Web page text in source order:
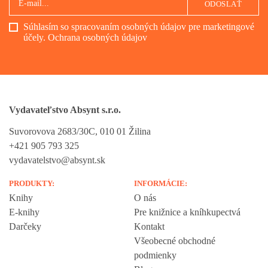
Súhlasím so spracovaním osobných údajov pre marketingové
účely. Ochrana osobných údajov
ODOSLAŤ
Vydavateľstvo Absynt s.r.o.
Suvorovova 2683/30C, 010 01 Žilina
+421 905 793 325
vydavatelstvo@absynt.sk
PRODUKTY:
Knihy
E-knihy
Darčeky
INFORMÁCIE:
O nás
Pre knižnice a kníhkupectvá
Kontakt
Všeobecné obchodné
podmienky